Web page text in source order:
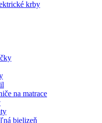
krby
na matrace
bielizeň